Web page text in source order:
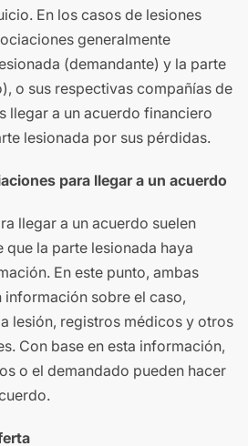
En los casos de lesiones
generalmente
(demandante) y la parte
o sus respectivas compañías de
llegar a un acuerdo financiero
lesionada por sus pérdidas.
para llegar a un acuerdo
llegar a un acuerdo suelen
la parte lesionada haya
En este punto, ambas
sobre el caso,
lesión, registros médicos y otros
Con base en esta información,
o el demandado pueden hacer